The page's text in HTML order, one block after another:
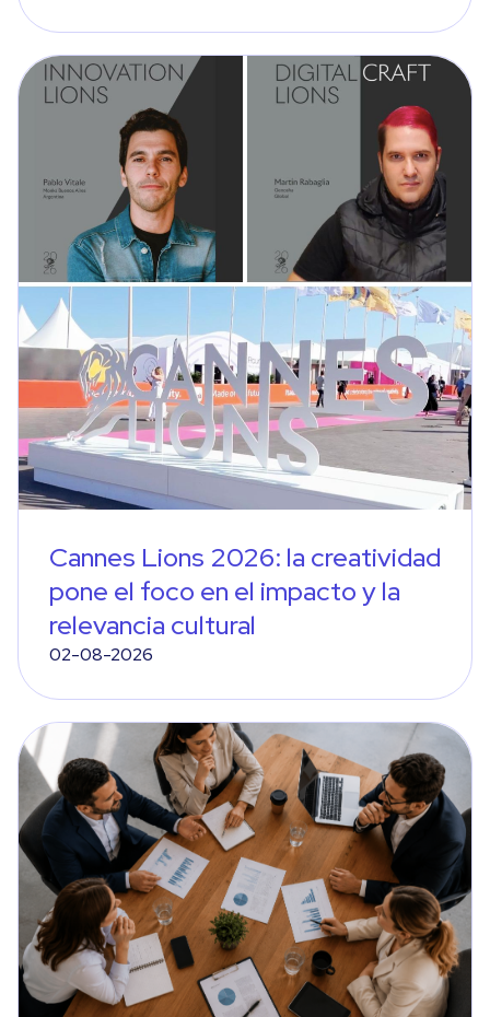
Cannes Lions 2026: la creatividad
pone el foco en el impacto y la
relevancia cultural
02-08-2026